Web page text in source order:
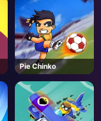
Pie Chinko